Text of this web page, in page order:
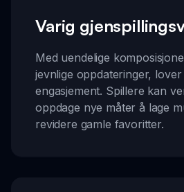
Varig
Med uendelige
jevnlige oppdateringer,
engasjement. Spillere kan
oppdage nye måter å lage
revidere gamle favoritter.